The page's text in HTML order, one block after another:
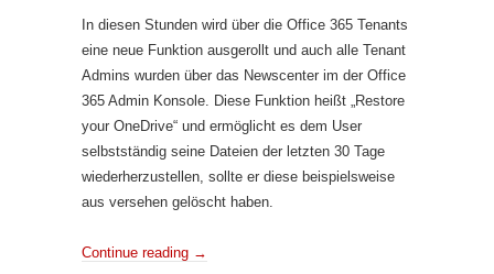
In diesen Stunden wird über die Office 365 Tenants
eine neue Funktion ausgerollt und auch alle Tenant
Admins wurden über das Newscenter im der Office
365 Admin Konsole. Diese Funktion heißt „Restore
your OneDrive“ und ermöglicht es dem User
selbstständig seine Dateien der letzten 30 Tage
wiederherzustellen, sollte er diese beispielsweise
aus versehen gelöscht haben.
Continue reading →